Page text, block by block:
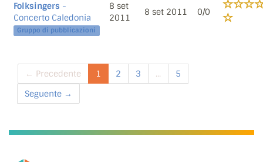
Folksingers -
Concerto Caledonia
Gruppo di pubblicazioni
8 set
2011
8 set 2011 0/0
← Precedente 1 2 3 ...
5
Seguente →